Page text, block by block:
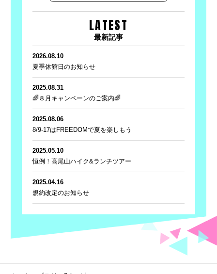
LATEST
最新記事
2026.08.10
夏季休館日のお知らせ
2025.08.31
🌈８月キャンペーンのご案内🌈
2025.08.06
8/9-17はFREEDOMで夏を楽しもう
2025.05.10
恒例！高尾山ハイク&ランチツアー
2025.04.16
規約改定のお知らせ